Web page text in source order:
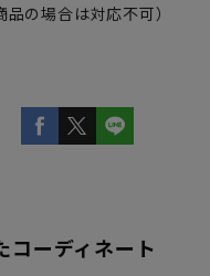
の場合は対応不可）
コーディネート